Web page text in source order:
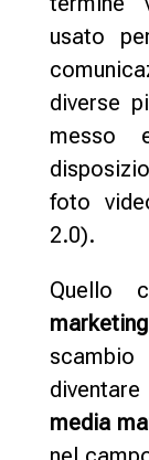
usato
diverse
messo
foto
2.0).
Quello
marketing
media